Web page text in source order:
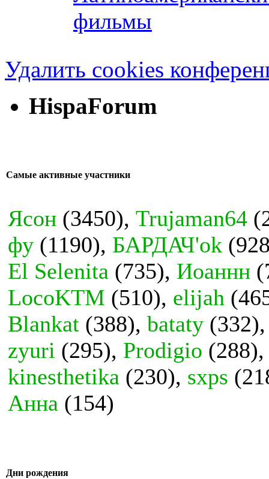
фильмы
Удалить cookies
HispaForum
Самые активные участники
Ясон (3450), Trujaman64
фу (1190), БАРДАЧ'ok
El Selenita (735), Иоаннн
LocoKTM (510), elijah
Blankat (388), bataty
zyuri (295), Prodigio
kinesthetika (230), sxps
Анна (154)
Дни рождения